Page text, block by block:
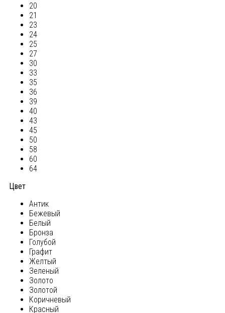
20
21
23
24
25
27
30
33
35
36
39
40
43
45
50
58
60
64
Цвет
Антик
Бежевый
Белый
Бронза
Голубой
Графит
Желтый
Зеленый
Золото
Золотой
Коричневый
Красный